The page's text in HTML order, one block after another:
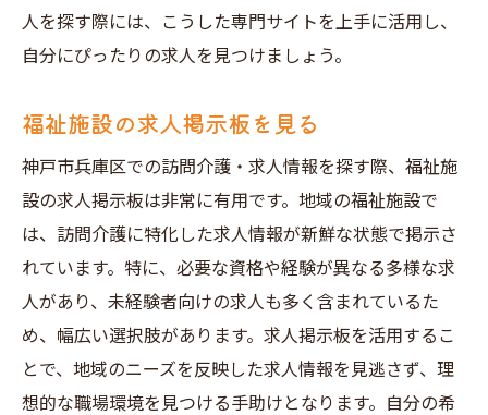
人を探す際には、こうした専門サイトを上手に活用し、
自分にぴったりの求人を見つけましょう。
福祉施設の求人掲示板を見る
神戸市兵庫区での訪問介護・求人情報を探す際、福祉施
設の求人掲示板は非常に有用です。地域の福祉施設で
は、訪問介護に特化した求人情報が新鮮な状態で掲示さ
れています。特に、必要な資格や経験が異なる多様な求
人があり、未経験者向けの求人も多く含まれているた
め、幅広い選択肢があります。求人掲示板を活用するこ
とで、地域のニーズを反映した求人情報を見逃さず、理
想的な職場環境を見つける手助けとなります。自分の希